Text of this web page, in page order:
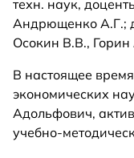
техн. наук,
Андрющенко А.Г.;
Осокин В.В.,
В настоящее
экономических
Адольфович,
учебно-